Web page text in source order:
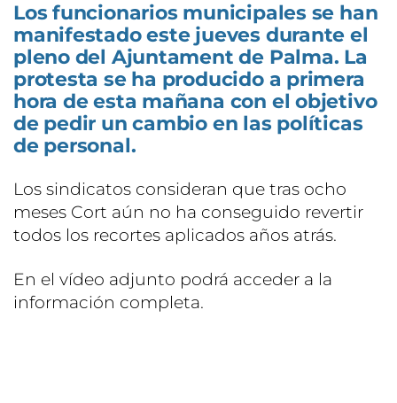
Los funcionarios municipales se han
manifestado este jueves durante el
pleno del Ajuntament de Palma. La
protesta se ha producido a primera
hora de esta mañana con el objetivo
de pedir un cambio en las políticas
de personal.
Los sindicatos consideran que tras ocho
meses Cort aún no ha conseguido revertir
todos los recortes aplicados años atrás.
En el vídeo adjunto podrá acceder a la
información completa.